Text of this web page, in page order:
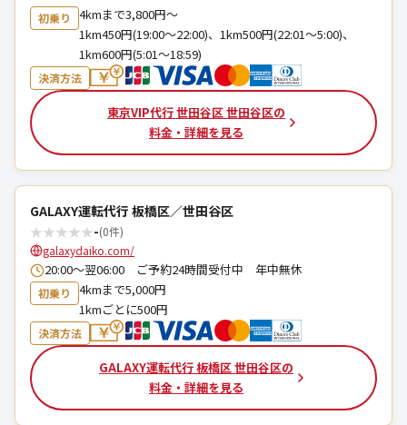
初乗り
4kmまで3,800円～
1km450円(19:00～22:00)、1km500円(22:01～5:00)、
1km600円(5:01～18:59)
決済方法
東京VIP代行 世田谷区 世田谷区の
料金・詳細を見る
GALAXY運転代行 板橋区／世田谷区
★★★★★-(0件)
galaxydaiko.com/
20:00～翌06:00 ご予約24時間受付中 年中無休
初乗り
4kmまで5,000円
1kmごとに500円
決済方法
GALAXY運転代行 板橋区 世田谷区の
料金・詳細を見る